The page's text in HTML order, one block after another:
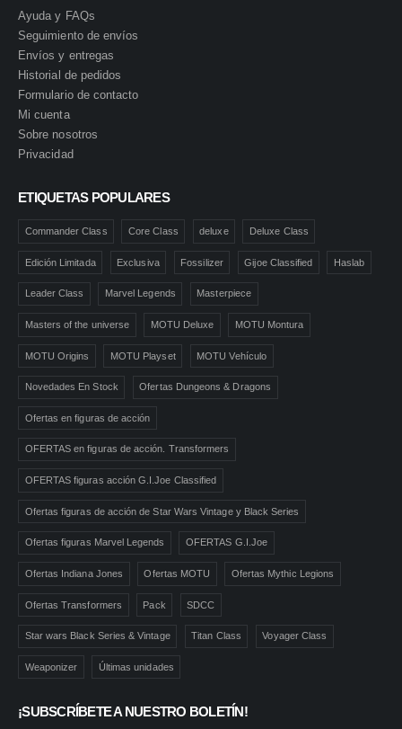
Ayuda y FAQs
Seguimiento de envíos
Envíos y entregas
Historial de pedidos
Formulario de contacto
Mi cuenta
Sobre nosotros
Privacidad
ETIQUETAS POPULARES
Commander Class Core Class deluxe Deluxe Class
Edición Limitada Exclusiva Fossilizer Gijoe Classified Haslab
Leader Class Marvel Legends Masterpiece
Masters of the universe MOTU Deluxe MOTU Montura
MOTU Origins MOTU Playset MOTU Vehículo
Novedades En Stock Ofertas Dungeons & Dragons
Ofertas en figuras de acción
OFERTAS en figuras de acción. Transformers
OFERTAS figuras acción G.I.Joe Classified
Ofertas figuras de acción de Star Wars Vintage y Black Series
Ofertas figuras Marvel Legends OFERTAS G.I.Joe
Ofertas Indiana Jones Ofertas MOTU Ofertas Mythic Legions
Ofertas Transformers Pack SDCC
Star wars Black Series & Vintage Titan Class Voyager Class
Weaponizer Últimas unidades
¡SUBSCRÍBETE A NUESTRO BOLETÍN!